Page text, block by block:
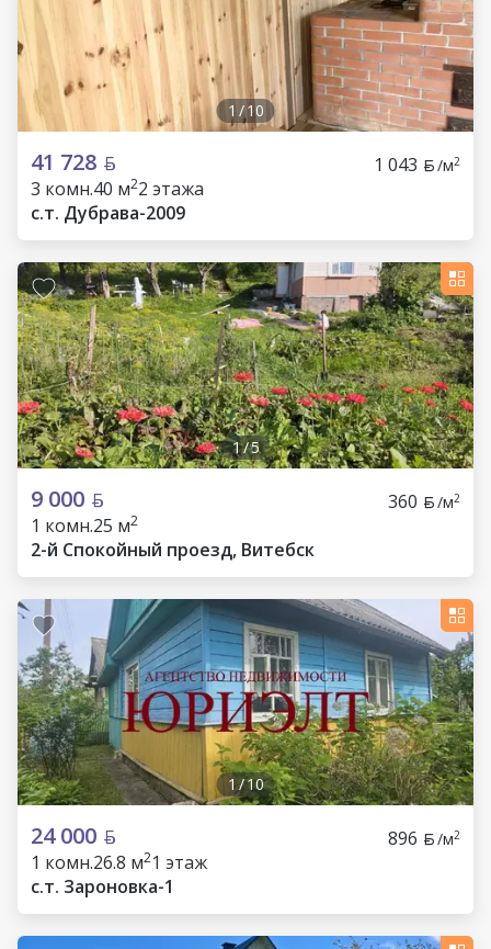
1 /10
41 728 1 043 /м2
3 комн.40 м22 этажа
с.т. Дубрава-2009
1/5
9 000 360 /м2
1 комн.25 м2
2-й Спокойный проезд, Витебск
1/10
24 000 896 /м2
1 комн.26.8 м21 этаж
c.т. Зароновка-1